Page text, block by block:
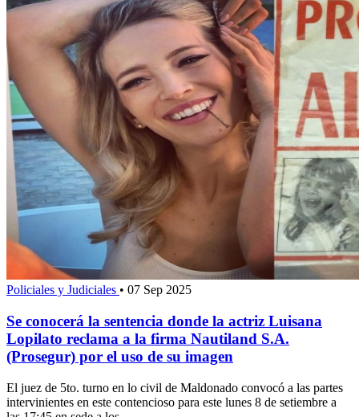
Policiales y Judiciales • 07 Sep 2025
Se conocerá la sentencia donde la actriz Luisana
Lopilato reclama a la firma Nautiland S.A.
(Prosegur) por el uso de su imagen
El juez de 5to. turno en lo civil de Maldonado convocó a las partes
intervinientes en este contencioso para este lunes 8 de setiembre a